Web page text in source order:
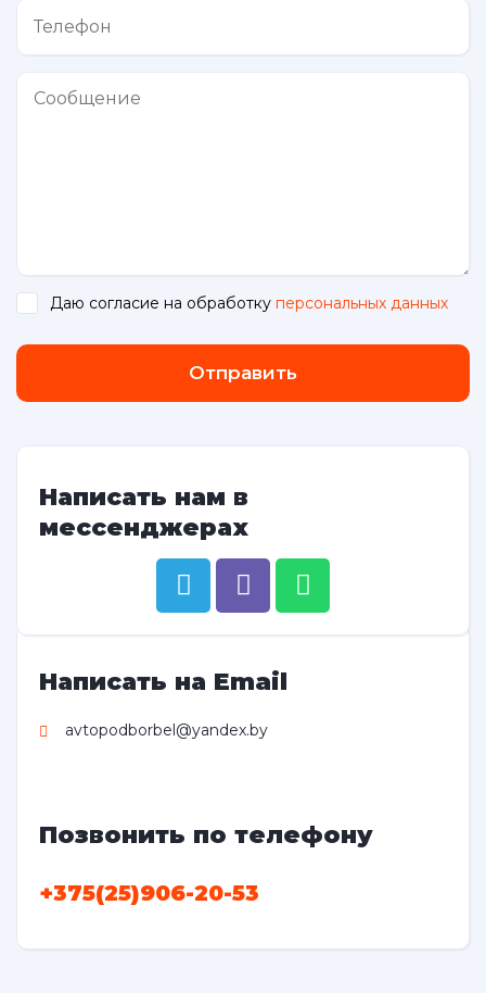
Даю согласие на обработку персональных данных
Отправить
Написать нам в
мессенджерах
Написать на Email
avtopodborbel@yandex.by
Позвонить по телефону
+375(25)906-20-53